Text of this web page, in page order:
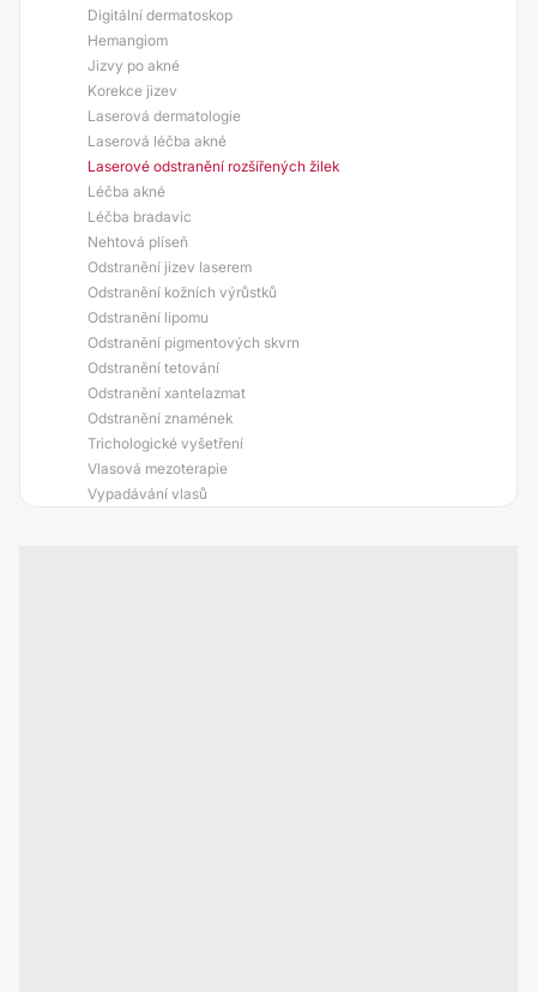
Digitální dermatoskop
Hemangiom
Jizvy po akné
Korekce jizev
Laserová dermatologie
Laserová léčba akné
Laserové odstranění rozšířených žilek
Léčba akné
Léčba bradavic
Nehtová plíseň
Odstranění jizev laserem
Odstranění kožních výrůstků
Odstranění lipomu
Odstranění pigmentových skvrn
Odstranění tetování
Odstranění xantelazmat
Odstranění znamének
Trichologické vyšetření
Vlasová mezoterapie
Vypadávání vlasů